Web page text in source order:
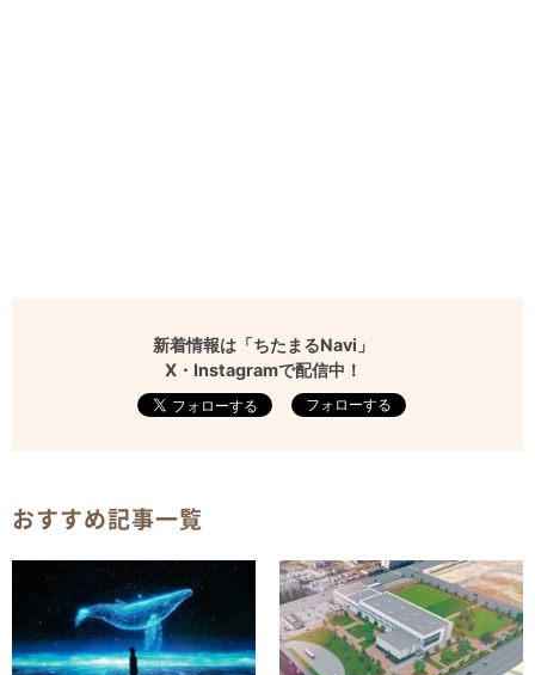
新着情報は「ちたまるNavi」
X・Instagramで配信中！
フォローする
おすすめ記事一覧